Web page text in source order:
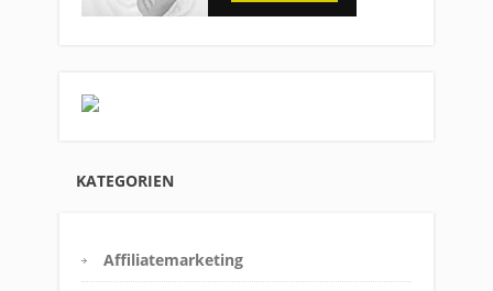
KATEGORIEN
Affiliatemarketing